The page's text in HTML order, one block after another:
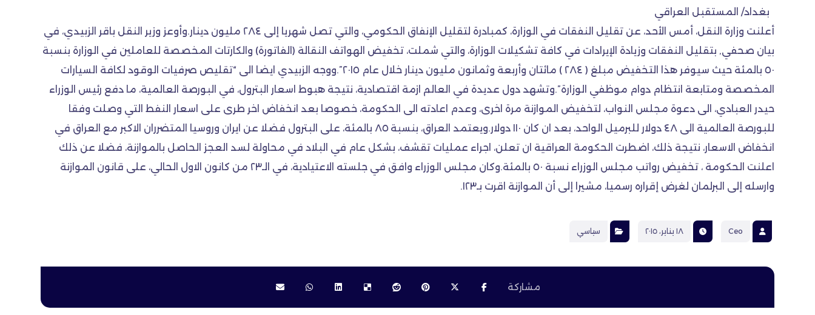
بغداد/ المستقبل العراقي
أعلنت وزارة النقل، أمس الأحد، عن تقليل النفقات في الوزارة، كمبادرة لتقليل الإنفاق الحكومي، والتي تصل شهريا إلى ٢٨٤ مليون دينار.وأوعز وزير النقل باقر الزبيدي، في
بيان صحفي, بتقليل النفقات وزيادة الإيرادات في كافة تشكيلات الوزارة، والتي شملت، تخفيض الهواتف النقالة (الفاتورة) والكارتات المخصصة للعاملين في الوزارة بنسبة
٥٠ بالمئة حيث سيوفر هذا التخفيض مبلغ ( ٢٨٤ ) مائتان وأربعة وثمانون مليون دينار خلال عام ٢٠١٥”.ووجه الزبيدي ايضا الى “تقليص صرفيات الوقود لكافة السيارات
المخصصة ومتابعة انتظام دوام موظفي الوزارة”.وتشهد دول عديدة في العالم ازمة اقتصادية، نتيجة هبوط اسعار البترول، في البورصة العالمية، ما دفع رئيس الوزراء
حيدر العبادي، الى دعوة مجلس النواب، لتخفيض الموازنة مرة اخرى، وعدم اعادته الى الحكومة، خصوصا بعد انخفاض اخر طرى على اسعار النفط التي وصلت وفقا
للبورصة العالمية الى ٤٨ دولار للبرميل الواحد، بعد ان كان ١١٠ دولار.ويعتمد العراق، بنسبة ٨٥ بالمئة، على البترول فضلا عن ايران وروسيا المتضرران الاكبر مع العراق في
انخفاض الاسعار، نتيجة ذلك، اضطرت الحكومة العراقية ان تعلن، اجراء عمليات تقشف، بشكل عام في البلاد في محاولة لسد العجز الحاصل بالموازنة، فضلا عن ذلك
اعلنت الحكومة ، تخفيض رواتب مجلس الوزراء نسبة ٥٠ بالمئة.وكان مجلس الوزراء وافق في جلسته الاعتيادية، في الـ٢٣ من كانون الاول الحالي، على قانون الموازنة
وارسله إلى البرلمان لغرض إقراره رسميا، مشيرا إلى أن الموازنة اقرت بـ١٢٣.
Ceo ١٨ يناير، ٢٠١٥ سياسي